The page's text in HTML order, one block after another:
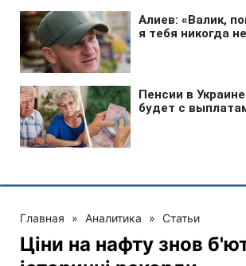
Главная » Аналитика » Статьи
Ціни на нафту знов